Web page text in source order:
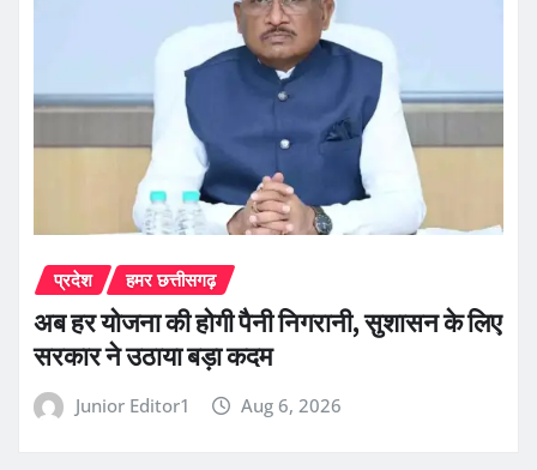
प्रदेश हमर छत्तीसगढ़
अब हर योजना की होगी पैनी निगरानी, सुशासन के लिए
सरकार ने उठाया बड़ा कदम
Junior Editor1 Aug 6, 2026